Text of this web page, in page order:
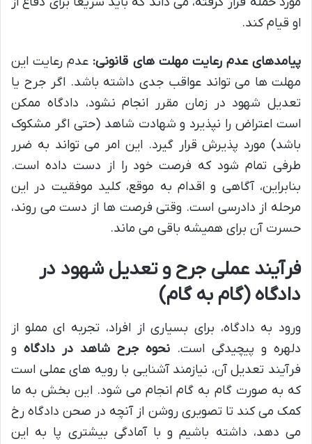
او قیام کند.
پیامدهای عدم رعایت مهلت های قانونی: عدم رعایت این
مهلت ها می تواند عواقب جدی داشته باشد. اگر جرح یا
تعدیل شهود در زمان مقرر انجام نشود، دادگاه ممکن
است اعتراض را نپذیرد و شهادت شاهد (حتی اگر مشکوک
باشد) مورد پذیرش قرار گیرد. این امر می تواند به ضرر
طرفی تمام شود که فرصت خود را از دست داده است.
بنابراین، آگاهی و اقدام به موقع، کلید موفقیت در این
مرحله از دادرسی است. وقتی فرصت ها از دست می روند،
حسرت آن برای همیشه باقی می ماند.
فرآیند عملی جرح و تعدیل شهود در
دادگاه (گام به گام)
ورود به دادگاه، برای بسیاری از افراد، تجربه ای مملو از
دلهره و پیچیدگی است. نحوه جرح شاهد در دادگاه و
فرآیند تعدیل آن، نیازمند آشنایی با رویه های عملی است
که به صورت گام به گام انجام می شود. این بخش به ما
کمک می کند تا تصویری روشن از آنچه در صحن دادگاه رخ
می دهد، داشته باشیم و با آمادگی بیشتری پا به این